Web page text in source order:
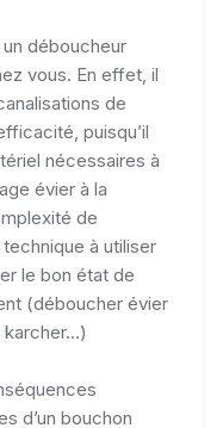
un déboucheur
vous. En effet, il
de
puisqu’il
nécessaires à
évier à la
de
à utiliser
le bon état de
(déboucher évier
d’un bouchon